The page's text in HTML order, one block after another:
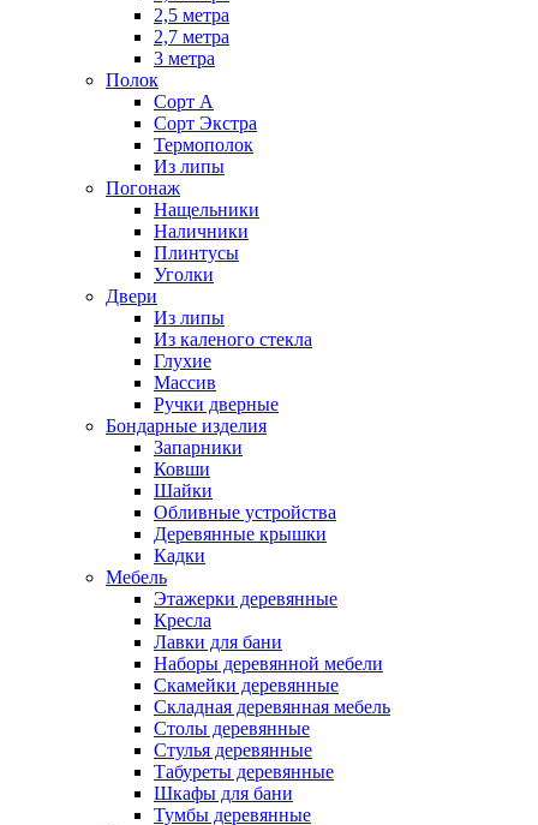
2,5 метра
2,7 метра
3 метра
Полок
Сорт А
Сорт Экстра
Термополок
Из липы
Погонаж
Нащельники
Наличники
Плинтусы
Уголки
Двери
Из липы
Из каленого стекла
Глухие
Массив
Ручки дверные
Бондарные изделия
Запарники
Ковши
Шайки
Обливные устройства
Деревянные крышки
Кадки
Мебель
Этажерки деревянные
Кресла
Лавки для бани
Наборы деревянной мебели
Скамейки деревянные
Складная деревянная мебель
Столы деревянные
Стулья деревянные
Табуреты деревянные
Шкафы для бани
Тумбы деревянные